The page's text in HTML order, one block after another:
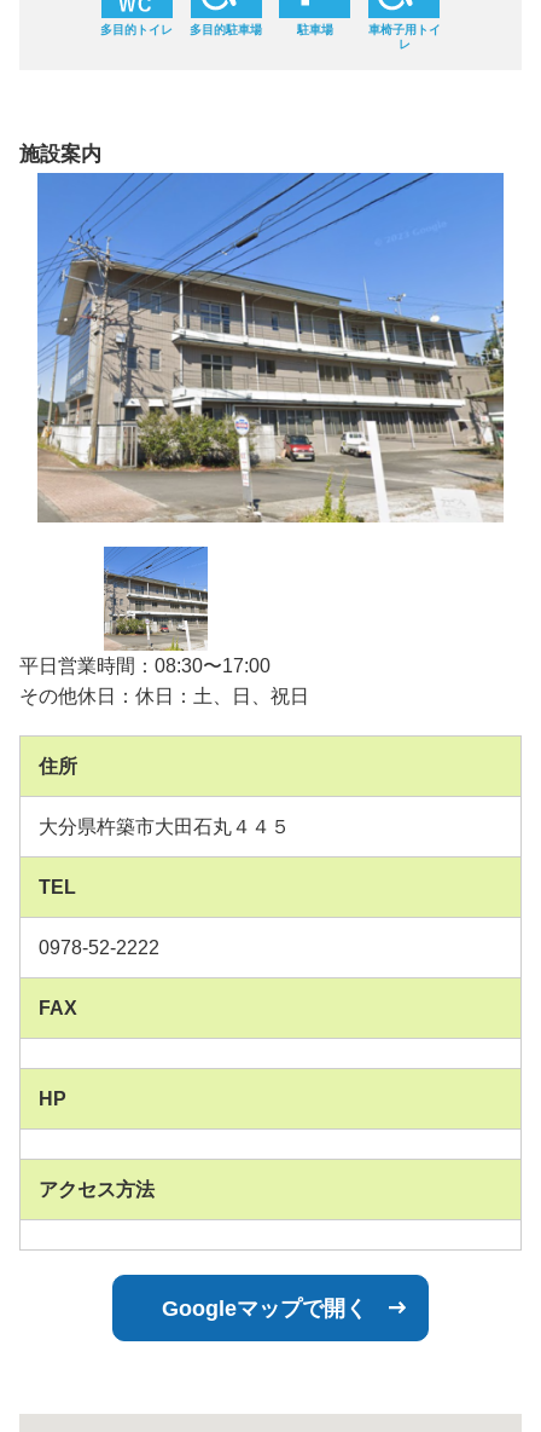
多目的トイレ 多目的駐車場 駐車場
車椅子用トイ
レ
施設案内
平日営業時間：08:30〜17:00
その他休日：休日：土、日、祝日
住所
大分県杵築市大田石丸４４５
TEL
0978-52-2222
FAX
HP
アクセス方法
Googleマップで開く